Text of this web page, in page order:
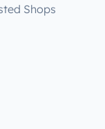
Shops